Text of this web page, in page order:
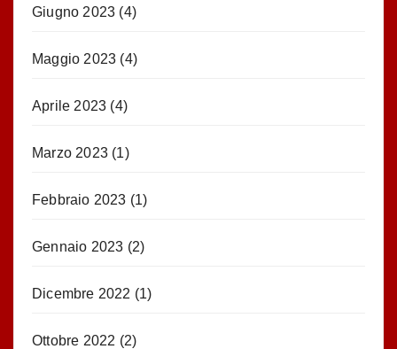
Giugno 2023 (4)
Maggio 2023 (4)
Aprile 2023 (4)
Marzo 2023 (1)
Febbraio 2023 (1)
Gennaio 2023 (2)
Dicembre 2022 (1)
Ottobre 2022 (2)